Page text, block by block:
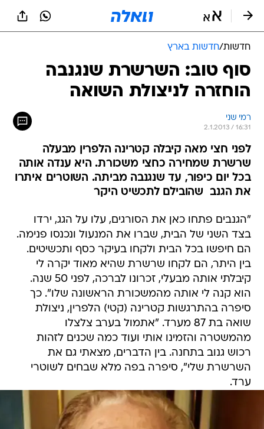
חדשות/חדשות בארץ
סוף טוב: השרשרת שנגנבה
הוחזרה לניצולת השואה
רמי שני
2.1.2013 / 16:31
לפני חצי מאה קיבלה קטרינה הלפרין מבעלה
שרשרת שמחירה כחצי משכורת. היא ענדה אותה
בכל יום כיפור, עד שנגנבה מביתה. השוטרים איתרו
את הגנב  שהובילם לתכשיט היקר
"הגנבים פתחו כאן את הסורגים, עלו על הגג, ירדו
בצד השני של הבית, שברו את המנעול ונכנסו פנימה.
הם חיפשו בכל הבית ולקחו בעיקר כסף ותכשיטים.
בין היתר, הם לקחו שרשרת שהיא מאוד יקרה לי 
קיבלתי אותה מבעלי, זכרונו לברכה, לפני 50 שנה.
הוא קנה לי אותה מהמשכורת הראשונה שלו". כך
סיפרה בהתרגשות קטרינה (קטי) הלפרין, ניצולת
שואה בת 87 מערד. "אתמול בערב צלצלו
מהמשטרה והזמינו אותי ועוד כמה שכנים לזהות
רכוש גנוב בתחנה. בין הדברים, מצאתי גם את
השרשרת שלי", סיפרה בפה מלא שבחים לשוטרי
ערד.